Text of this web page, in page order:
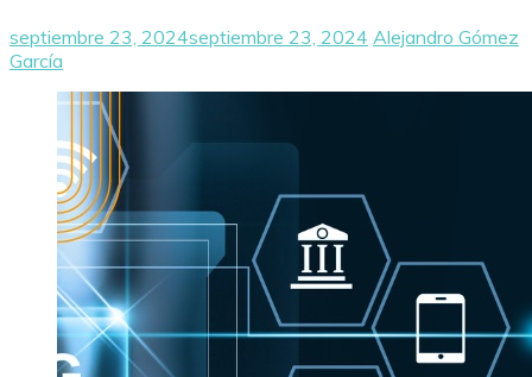
septiembre 23, 2024septiembre 23, 2024 Alejandro Gómez
García